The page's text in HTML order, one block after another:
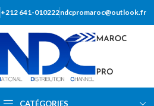
+212 641-010222ndcpromaroc@outlook.fr
CATÉGORIES